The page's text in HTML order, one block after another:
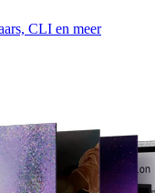
CLI en meer